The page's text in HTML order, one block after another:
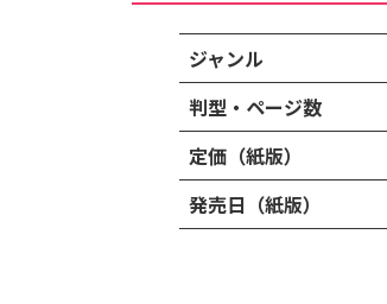
ジャンル
判型・ページ数
定価（紙版）
発売日（紙版）